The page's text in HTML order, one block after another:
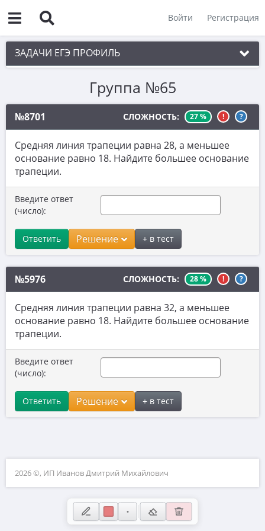
Войти Регистрация
ЗАДАЧИ ЕГЭ ПРОФИЛЬ
2. Векторы
3. Стереометрия
4. Классическое определение вероятности
5. Теория вероятностей
7. Нахождение значений выражений
8. Производная
10. Текстовые задачи
12. Исследование функций
13. Сложные уравнения
14. Стереометрия
16. Экономические задачи
19. Числа и их свойства
Группа №65
№8701 СЛОЖНОСТЬ: 27 % ! ?
Средняя линия трапеции равна 28, а меньшее
основание равно 18. Найдите большее основание
трапеции.
Введите ответ
(число):
Ответить Решение + в тест
№5976 СЛОЖНОСТЬ: 28 % ! ?
Средняя линия трапеции равна 32, а меньшее
основание равно 18. Найдите большее основание
трапеции.
Введите ответ
(число):
Ответить Решение + в тест
2026 ©, ИП Иванов Дмитрий Михайлович